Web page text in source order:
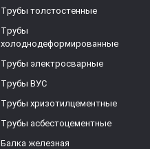
Трубы толстостенные
Трубы
холоднодеформированные
Трубы электросварные
Трубы ВУС
Трубы хризотилцементные
Трубы асбестоцементные
Балка железная